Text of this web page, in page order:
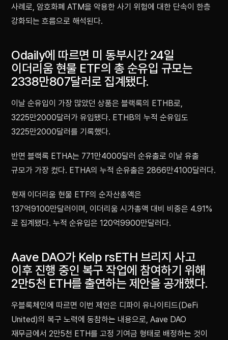
사례로, 암호화폐 ATM을 악용한 사기 위험에 대한 단속이 한층
강화되는 흐름으로 해석된다.
Odaily에 따르면 미 동부시간 24일
이더리움 현물 ETF의 총 순유입 규모는
2338만807달러로 집계됐다.
이날 순유입이 가장 많았던 상품은 블랙록의 ETHB로,
3225만2000달러가 유입됐다. ETHB의 누적 순유입도
3225만2000달러를 기록했다.
반면 블랙록 ETHA는 771만4000달러 순유출로 이날 유출
규모가 가장 컸다. ETHA의 누적 순유출은 2866만4100달러다.
현재 이더리움 현물 ETF의 순자산총액은
137억9100만달러이며, 이더리움 시가총액 대비 비중은 4.91%
로 집계됐다. 누적 순유입은 120억9900만달러다.
Aave DAO가 Kelp rsETH 브리지 사고
이후 진행 중인 복구 작업에 참여하기 위해
2만5천 ETH를 출연하는 제안을 공개했다.
우블록체인에 따르면 이번 제안은 디파이 유나이티드(DeFi
United)의 복구 노력에 동참하는 내용으로, Aave DAO
재무금에서 2만5천 ETH를 고정 기여금 형태로 배정하는 것이